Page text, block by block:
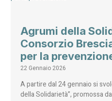
Agrumi della
Consorzio
per la
22 Gennaio 2026
A partire dal 24 gennaio si
della Solidarietà”, promossa